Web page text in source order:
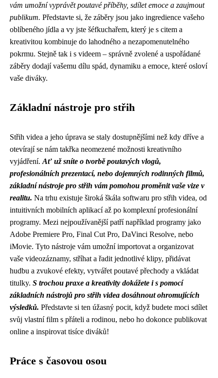
vám umožní vyprávět poutavé příběhy, sdílet emoce a zaujmout
publikum. Představte si, že záběry jsou jako ingredience vašeho
oblíbeného jídla a vy jste šéfkuchařem, který je s citem a
kreativitou kombinuje do lahodného a nezapomenutelného
pokrmu. Stejně tak i s videem – správně zvolené a uspořádané
záběry dodají vašemu dílu spád, dynamiku a emoce, které osloví
vaše diváky.
Základní nástroje pro střih
Střih videa a jeho úprava se staly dostupnějšími než kdy dříve a
otevírají se nám takřka neomezené možnosti kreativního
vyjádření. Ať už sníte o tvorbě poutavých vlogů,
profesionálních prezentací, nebo dojemných rodinných filmů,
základní nástroje pro střih vám pomohou proměnit vaše vize v
realitu. Na trhu existuje široká škála softwaru pro střih videa, od
intuitivních mobilních aplikací až po komplexní profesionální
programy. Mezi nejpoužívanější patří například programy jako
Adobe Premiere Pro, Final Cut Pro, DaVinci Resolve, nebo
iMovie. Tyto nástroje vám umožní importovat a organizovat
vaše videozáznamy, stříhat a řadit jednotlivé klipy, přidávat
hudbu a zvukové efekty, vytvářet poutavé přechody a vkládat
titulky. S trochou praxe a kreativity dokážete i s pomocí
základních nástrojů pro střih videa dosáhnout ohromujících
výsledků. Představte si ten úžasný pocit, když budete moci sdílet
svůj vlastní film s přáteli a rodinou, nebo ho dokonce publikovat
online a inspirovat tisíce diváků!
Práce s časovou osou